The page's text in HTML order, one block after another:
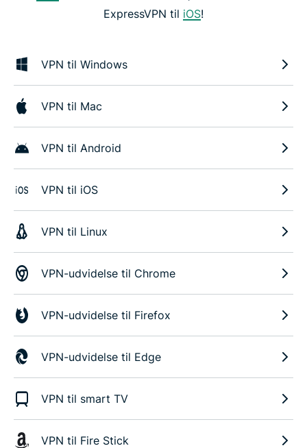
ExpressVPN til iOS!
VPN til Windows
VPN til Mac
VPN til Android
VPN til iOS
VPN til Linux
VPN-udvidelse til Chrome
VPN-udvidelse til Firefox
VPN-udvidelse til Edge
VPN til smart TV
VPN til Fire Stick